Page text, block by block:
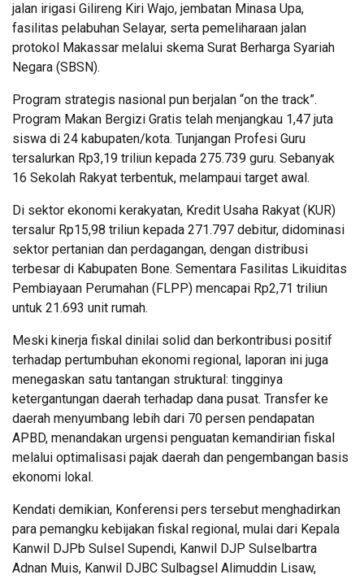
jalan irigasi Gilireng Kiri Wajo, jembatan Minasa Upa,
fasilitas pelabuhan Selayar, serta pemeliharaan jalan
protokol Makassar melalui skema Surat Berharga Syariah
Negara (SBSN).
Program strategis nasional pun berjalan “on the track”.
Program Makan Bergizi Gratis telah menjangkau 1,47 juta
siswa di 24 kabupaten/kota. Tunjangan Profesi Guru
tersalurkan Rp3,19 triliun kepada 275.739 guru. Sebanyak
16 Sekolah Rakyat terbentuk, melampaui target awal.
Di sektor ekonomi kerakyatan, Kredit Usaha Rakyat (KUR)
tersalur Rp15,98 triliun kepada 271.797 debitur, didominasi
sektor pertanian dan perdagangan, dengan distribusi
terbesar di Kabupaten Bone. Sementara Fasilitas Likuiditas
Pembiayaan Perumahan (FLPP) mencapai Rp2,71 triliun
untuk 21.693 unit rumah.
Meski kinerja fiskal dinilai solid dan berkontribusi positif
terhadap pertumbuhan ekonomi regional, laporan ini juga
menegaskan satu tantangan struktural: tingginya
ketergantungan daerah terhadap dana pusat. Transfer ke
daerah menyumbang lebih dari 70 persen pendapatan
APBD, menandakan urgensi penguatan kemandirian fiskal
melalui optimalisasi pajak daerah dan pengembangan basis
ekonomi lokal.
Kendati demikian, Konferensi pers tersebut menghadirkan
para pemangku kebijakan fiskal regional, mulai dari Kepala
Kanwil DJPb Sulsel Supendi, Kanwil DJP Sulselbartra
Adnan Muis, Kanwil DJBC Sulbagsel Alimuddin Lisaw,